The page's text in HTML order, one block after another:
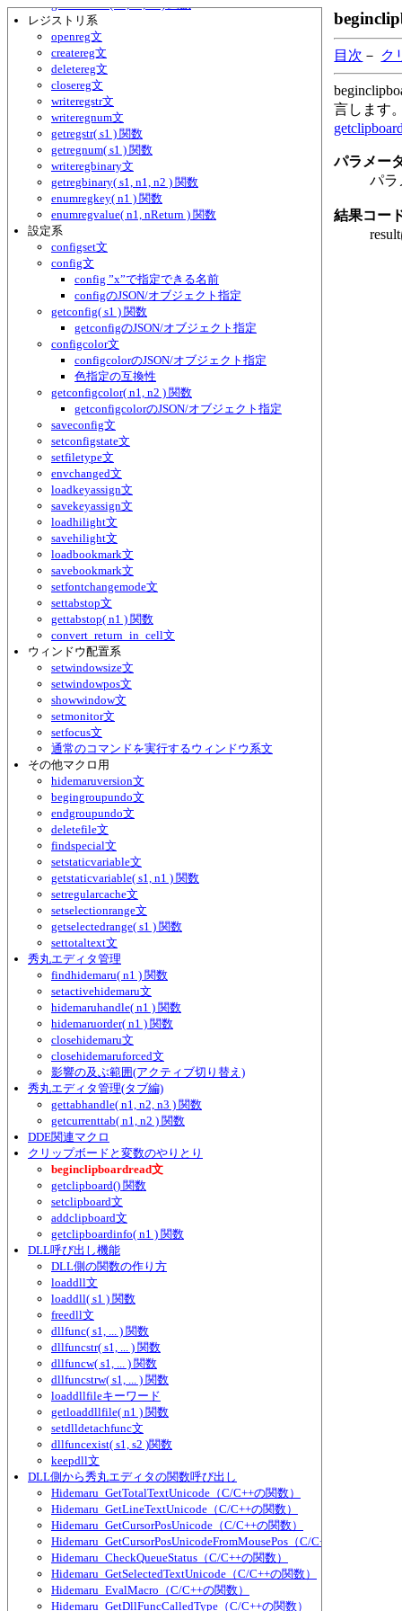
getininumw( s1, s2, s3 ) 関数
レジストリ系
openreg文
createreg文
deletereg文
closereg文
writeregstr文
writeregnum文
getregstr( s1 ) 関数
getregnum( s1 ) 関数
writeregbinary文
getregbinary( s1, n1, n2 ) 関数
enumregkey( n1 ) 関数
enumregvalue( n1, nReturn ) 関数
設定系
configset文
config文
config ”x”で指定できる名前
configのJSON/オブジェクト指定
getconfig( s1 ) 関数
getconfigのJSON/オブジェクト指定
configcolor文
configcolorのJSON/オブジェクト指定
色指定の互換性
getconfigcolor( n1, n2 ) 関数
getconfigcolorのJSON/オブジェクト指定
saveconfig文
setconfigstate文
setfiletype文
envchanged文
loadkeyassign文
savekeyassign文
loadhilight文
savehilight文
loadbookmark文
savebookmark文
setfontchangemode文
settabstop文
gettabstop( n1 ) 関数
convert_return_in_cell文
ウィンドウ配置系
setwindowsize文
setwindowpos文
showwindow文
setmonitor文
setfocus文
通常のコマンドを実行するウィンドウ系文
その他マクロ用
hidemaruversion文
begingroupundo文
endgroupundo文
deletefile文
findspecial文
setstaticvariable文
getstaticvariable( s1, n1 ) 関数
setregularcache文
setselectionrange文
getselectedrange( s1 ) 関数
settotaltext文
秀丸エディタ管理
findhidemaru( n1 ) 関数
setactivehidemaru文
hidemaruhandle( n1 ) 関数
hidemaruorder( n1 ) 関数
closehidemaru文
closehidemaruforced文
影響の及ぶ範囲(アクティブ切り替え)
秀丸エディタ管理(タブ編)
gettabhandle( n1, n2, n3 ) 関数
getcurrenttab( n1, n2 ) 関数
DDE関連マクロ
クリップボードと変数のやりとり
beginclipboardread文
getclipboard() 関数
setclipboard文
addclipboard文
getclipboardinfo( n1 ) 関数
DLL呼び出し機能
DLL側の関数の作り方
loaddll文
loaddll( s1 ) 関数
freedll文
dllfunc( s1, ... ) 関数
dllfuncstr( s1, ... ) 関数
dllfuncw( s1, ... ) 関数
dllfuncstrw( s1, ... ) 関数
loaddllfileキーワード
getloaddllfile( n1 ) 関数
setdlldetachfunc文
dllfuncexist( s1, s2 )関数
keepdll文
DLL側から秀丸エディタの関数呼び出し
Hidemaru_GetTotalTextUnicode（C/C++の関数）
Hidemaru_GetLineTextUnicode（C/C++の関数）
Hidemaru_GetCursorPosUnicode（C/C++の関数）
Hidemaru_GetCursorPosUnicodeFromMousePos（C/C++の関数）
Hidemaru_CheckQueueStatus（C/C++の関数）
Hidemaru_GetSelectedTextUnicode（C/C++の関数）
Hidemaru_EvalMacro（C/C++の関数）
Hidemaru_GetDllFuncCalledType（C/C++の関数）
目次 － ク
言します
パラメー
パラ
結果コー